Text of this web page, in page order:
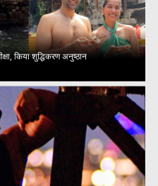
किया शुद्धिकरण अनुष्ठान